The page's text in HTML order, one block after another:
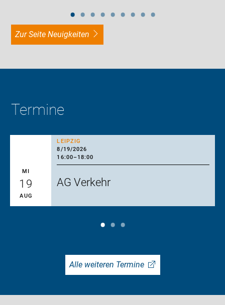
zur Seite Neuigkeiten
Termine
LEIPZIG
8/19/2026
16:00–18:00
MI
19
AUG
AG Verkehr
Alle weiteren Termine